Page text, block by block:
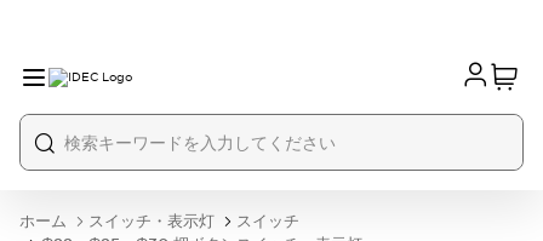
ホーム スイッチ・表示灯
スイッチ